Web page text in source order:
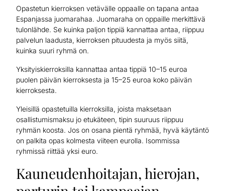
Opastetun kierroksen vetävälle oppaalle on tapana antaa
Espanjassa juomarahaa. Juomaraha on oppaille merkittävä
tulonlähde. Se kuinka paljon tippiä kannattaa antaa, riippuu
palvelun laadusta, kierroksen pituudesta ja myös siitä,
kuinka suuri ryhmä on.
Yksityiskierroksilla kannattaa antaa tippiä 10–15 euroa
puolen päivän kierroksesta ja 15–25 euroa koko päivän
kierroksesta.
Yleisillä opastetuilla kierroksilla, joista maksetaan
osallistumismaksu jo etukäteen, tipin suuruus riippuu
ryhmän koosta. Jos on osana pientä ryhmää, hyvä käytäntö
on palkita opas kolmesta viiteen eurolla. Isommissa
ryhmissä riittää yksi euro.
Kauneudenhoitajan, hierojan,